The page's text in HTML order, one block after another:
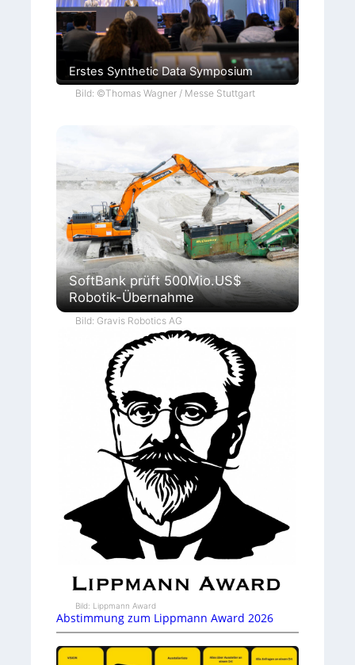
Erstes Synthetic Data Symposium
Bild: ©Thomas Wagner / Messe Stuttgart
SoftBank prüft 500Mio.US$
Robotik-Übernahme
Bild: Gravis Robotics AG
Bild: Lippmann Award
Abstimmung zum Lippmann Award 2026